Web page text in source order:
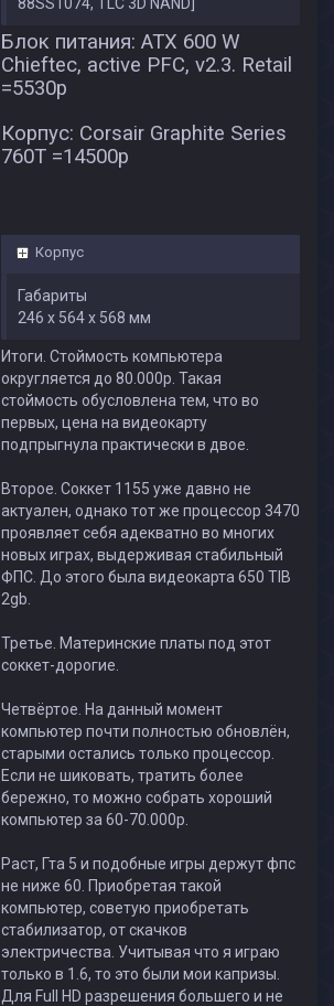
Блок питания: ATX 600 W
Chieftec, active PFC, v2.3. Retail
=5530p
Корпус: Corsair Graphite Series
760T =14500p
Корпус
Габариты
246 x 564 x 568 мм
Итоги. Стоймость компьютера
округляется до 80.000р. Такая
стоймость обусловлена тем, что во
первых, цена на видеокарту
подпрыгнула практически в двое.
Второе. Соккет 1155 уже давно не
актуален, однако тот же процессор 3470
проявляет себя адекватно во многих
новых играх, выдерживая стабильный
ФПС. До этого была видеокарта 650 TIB
2gb.
Третье. Материнские платы под этот
соккет-дорогие.
Четвёртое. На данный момент
компьютер почти полностью обновлён,
старыми остались только процессор.
Если не шиковать, тратить более
бережно, то можно собрать хороший
компьютер за 60-70.000р.
Раст, Гта 5 и подобные игры держут фпс
не ниже 60. Приобретая такой
компьютер, советую приобретать
стабилизатор, от скачков
электричества. Учитывая что я играю
только в 1.6, то это были мои капризы.
Для Full HD разрешения большего и не